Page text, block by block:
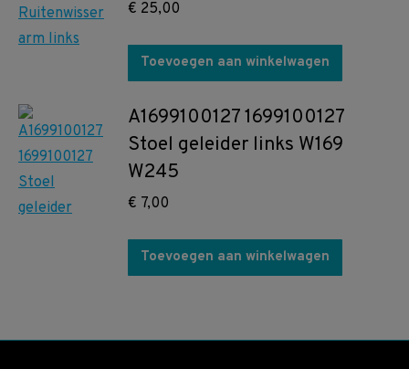
€ 25,00
Toevoegen aan winkelwagen
A1699100127 1699100127
Stoel geleider links W169
W245
€ 7,00
Toevoegen aan winkelwagen